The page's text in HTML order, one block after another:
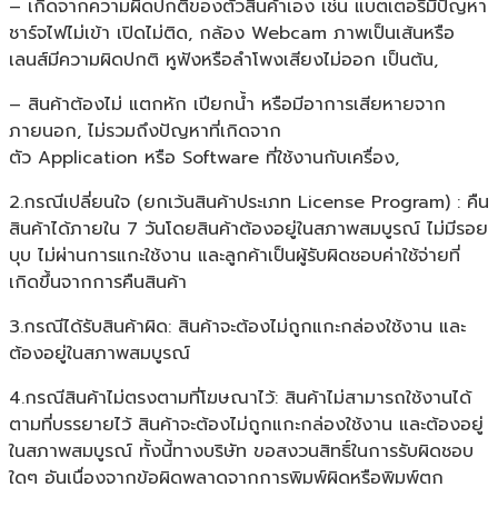
– เกิดจากความผิดปกติของตัวสินค้าเอง เช่น แบตเตอรี่มีปัญหา
ชาร์จไฟไม่เข้า เปิดไม่ติด, กล้อง Webcam ภาพเป็นเส้นหรือ
เลนส์มีความผิดปกติ หูฟังหรือลำโพงเสียงไม่ออก เป็นต้น,
– สินค้าต้องไม่ แตกหัก เปียกน้ำ หรือมีอาการเสียหายจาก
ภายนอก, ไม่รวมถึงปัญหาที่เกิดจาก
ตัว Application หรือ Software ที่ใช้งานกับเครื่อง,
2.กรณีเปลี่ยนใจ (ยกเว้นสินค้าประเภท License Program) : คืน
สินค้าได้ภายใน 7 วันโดยสินค้าต้องอยู่ในสภาพสมบูรณ์ ไม่มีรอย
บุบ ไม่ผ่านการแกะใช้งาน และลูกค้าเป็นผู้รับผิดชอบค่าใช้จ่ายที่
เกิดขึ้นจากการคืนสินค้า
3.กรณีได้รับสินค้าผิด: สินค้าจะต้องไม่ถูกแกะกล่องใช้งาน และ
ต้องอยู่ในสภาพสมบูรณ์
4.กรณีสินค้าไม่ตรงตามที่โฆษณาไว้: สินค้าไม่สามารถใช้งานได้
ตามที่บรรยายไว้ สินค้าจะต้องไม่ถูกแกะกล่องใช้งาน และต้องอยู่
ในสภาพสมบูรณ์ ทั้งนี้ทางบริษัท ขอสงวนสิทธิ์ในการรับผิดชอบ
ใดๆ อันเนื่องจากข้อผิดพลาดจากการพิมพ์ผิดหรือพิมพ์ตก